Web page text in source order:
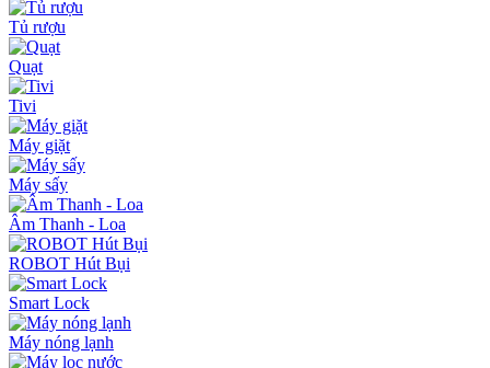
Tủ rượu
Quạt
Tivi
Máy giặt
Máy sấy
Âm Thanh - Loa
ROBOT Hút Bụi
Smart Lock
Máy nóng lạnh